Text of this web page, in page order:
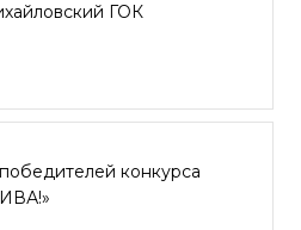
ГОК
конкурса